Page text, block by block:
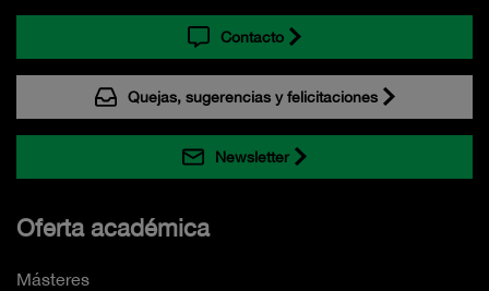
Contacto
Quejas, sugerencias y felicitaciones
Newsletter
Oferta académica
Másteres